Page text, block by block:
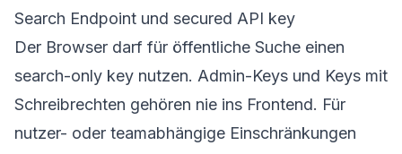
Search Endpoint und secured API key
Der Browser darf für öffentliche Suche einen
search-only key nutzen. Admin-Keys und Keys mit
Schreibrechten gehören nie ins Frontend. Für
nutzer- oder teamabhängige Einschränkungen